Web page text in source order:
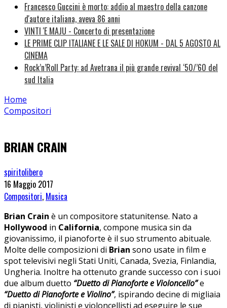
Francesco Guccini è morto: addio al maestro della canzone
d'autore italiana, aveva 86 anni
VINTI 'E MAJU - Concerto di presentazione
LE PRIME CLIP ITALIANE E LE SALE DI HOKUM - DAL 5 AGOSTO AL
CINEMA
Rock’n’Roll Party: ad Avetrana il più grande revival ‘50/’60 del
sud Italia
Home
Compositori
BRIAN CRAIN
spiritolibero
16 Maggio 2017
Compositori, Musica
Brian Crain è un compositore statunitense. Nato a
Hollywood in California, compone musica sin da
giovanissimo, il pianoforte è il suo strumento abituale.
Molte delle composizioni di Brian sono usate in film e
spot televisivi negli Stati Uniti, Canada, Svezia, Finlandia,
Ungheria. Inoltre ha ottenuto grande successo con i suoi
due album duetto “Duetto di Pianoforte e Violoncello”e
“Duetto di Pianoforte e Violino”, ispirando decine di migliaia
di pianisti, violinisti e violoncellisti ad eseguire le sue